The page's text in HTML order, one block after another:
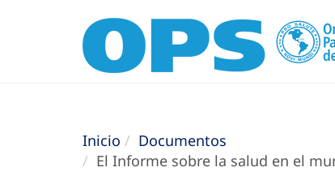
Inicio
Documentos
El Informe sobre la salud en el